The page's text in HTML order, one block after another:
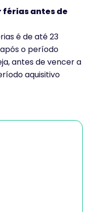
férias antes de
é de até 23
após o período
antes de vencer a
aquisitivo